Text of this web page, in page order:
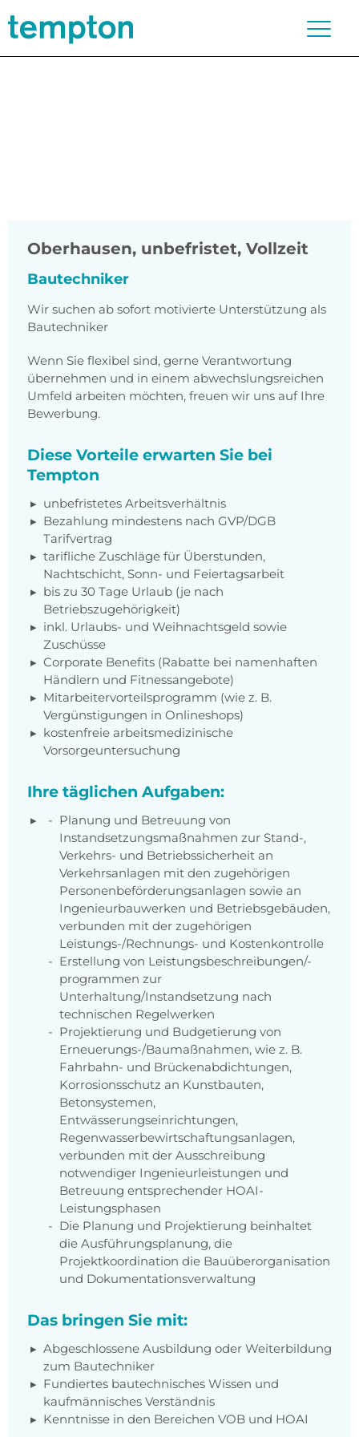
Oberhausen, unbefristet, Vollzeit
Bautechniker
Wir suchen ab sofort motivierte Unterstützung als
Bautechniker
Wenn Sie flexibel sind, gerne Verantwortung
übernehmen und in einem abwechslungsreichen
Umfeld arbeiten möchten, freuen wir uns auf Ihre
Bewerbung.
Diese Vorteile erwarten Sie bei
Tempton
unbefristetes Arbeitsverhältnis
Bezahlung mindestens nach GVP/DGB
Tarifvertrag
tarifliche Zuschläge für Überstunden,
Nachtschicht, Sonn- und Feiertagsarbeit
bis zu 30 Tage Urlaub (je nach
Betriebszugehörigkeit)
inkl. Urlaubs- und Weihnachtsgeld sowie
Zuschüsse
Corporate Benefits (Rabatte bei namenhaften
Händlern und Fitnessangebote)
Mitarbeitervorteilsprogramm (wie z. B.
Vergünstigungen in Onlineshops)
kostenfreie arbeitsmedizinische
Vorsorgeuntersuchung
Ihre täglichen Aufgaben:
Planung und Betreuung von
Instandsetzungsmaßnahmen zur Stand-,
Verkehrs- und Betriebssicherheit an
Verkehrsanlagen mit den zugehörigen
Personenbeförderungsanlagen sowie an
Ingenieurbauwerken und Betriebsgebäuden,
verbunden mit der zugehörigen
Leistungs-/Rechnungs- und Kostenkontrolle
Erstellung von Leistungsbeschreibungen/-
programmen zur
Unterhaltung/Instandsetzung nach
technischen Regelwerken
Projektierung und Budgetierung von
Erneuerungs-/Baumaßnahmen, wie z. B.
Fahrbahn- und Brückenabdichtungen,
Korrosionsschutz an Kunstbauten,
Betonsystemen,
Entwässerungseinrichtungen,
Regenwasserbewirtschaftungsanlagen,
verbunden mit der Ausschreibung
notwendiger Ingenieurleistungen und
Betreuung entsprechender HOAI-
Leistungsphasen
Die Planung und Projektierung beinhaltet
die Ausführungsplanung, die
Projektkoordination die Bauüberorganisation
und Dokumentationsverwaltung
Das bringen Sie mit:
Abgeschlossene Ausbildung oder Weiterbildung
zum Bautechniker
Fundiertes bautechnisches Wissen und
kaufmännisches Verständnis
Kenntnisse in den Bereichen VOB und HOAI